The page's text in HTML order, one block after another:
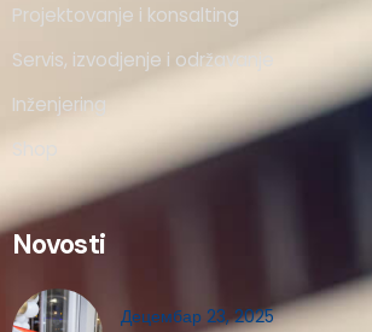
Projektovanje i konsalting
Servis, izvodjenje i održavanje
Inženjering
Shop
Novosti
Децембар 23, 2025